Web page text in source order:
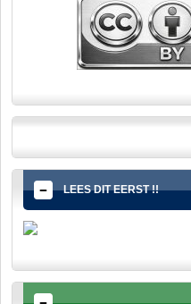
LEES DIT EERST !!